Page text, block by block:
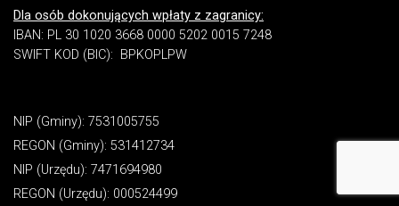
Dla osób dokonujących wpłaty z zagranicy:
IBAN: PL 30 1020 3668 0000 5202 0015 7248
SWIFT KOD (BIC): BPKOPLPW
NIP (Gminy): 7531005755
REGON (Gminy): 531412734
NIP (Urzędu): 7471694980
REGON (Urzędu): 000524499